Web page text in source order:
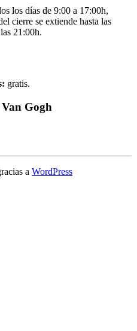
los días de 9:00 a 17:00h,
cierre se extiende hasta las
21:00h.
gratis.
Gogh
a WordPress